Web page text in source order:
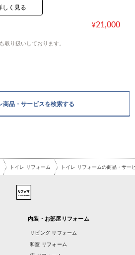
しく見る
21,000
取り扱いしております。
商品・サービスを検索する
トイレ リフォーム トイレ リフォームの商品・サー
内装・お部屋リフォーム
リビング リフォーム
和室 リフォーム